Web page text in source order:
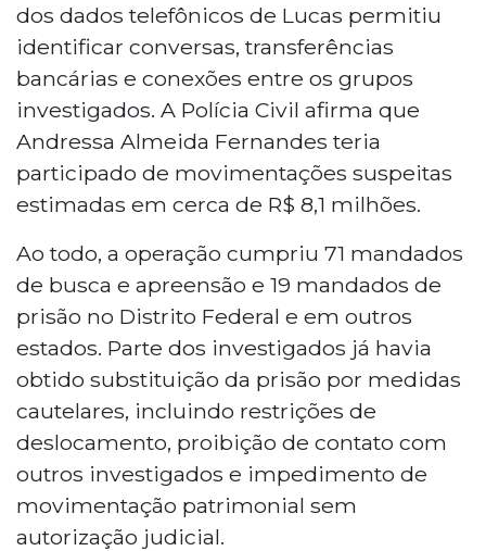
dos dados telefônicos de Lucas permitiu
identificar conversas, transferências
bancárias e conexões entre os grupos
investigados. A Polícia Civil afirma que
Andressa Almeida Fernandes teria
participado de movimentações suspeitas
estimadas em cerca de R$ 8,1 milhões.
Ao todo, a operação cumpriu 71 mandados
de busca e apreensão e 19 mandados de
prisão no Distrito Federal e em outros
estados. Parte dos investigados já havia
obtido substituição da prisão por medidas
cautelares, incluindo restrições de
deslocamento, proibição de contato com
outros investigados e impedimento de
movimentação patrimonial sem
autorização judicial.